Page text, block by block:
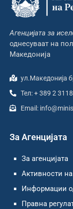
Агенцијата за
однесуваат на
Македонија
ул.Македонија
Тел: + 389 2
Email:
За Агенцијата
За агенцијата
Активности на
Информации
Правна